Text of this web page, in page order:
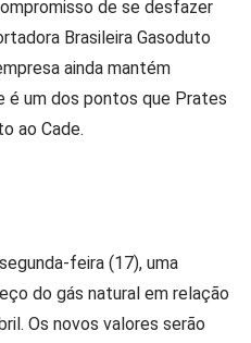
de se desfazer
Brasileira Gasoduto
ainda mantém
é um dos pontos que Prates
ao Cade.
feira (17), uma
do gás natural em relação
Os novos valores serão